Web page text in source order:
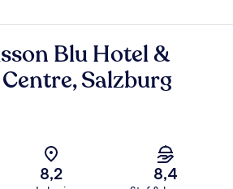
Blu Hotel &
Salzburg
8,2 8,4